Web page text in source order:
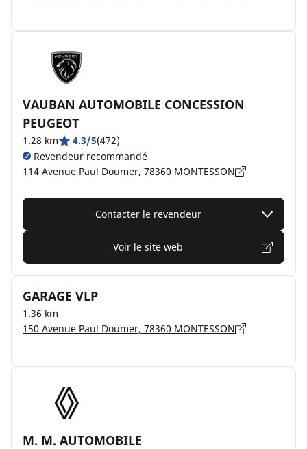
VAUBAN AUTOMOBILE CONCESSION
PEUGEOT
1.28 km 4.3/5(472)
Revendeur recommandé
114 Avenue Paul Doumer, 78360 MONTESSON
Contacter le revendeur
Voir le site web
GARAGE VLP
1.36 km
150 Avenue Paul Doumer, 78360 MONTESSON
M. M. AUTOMOBILE